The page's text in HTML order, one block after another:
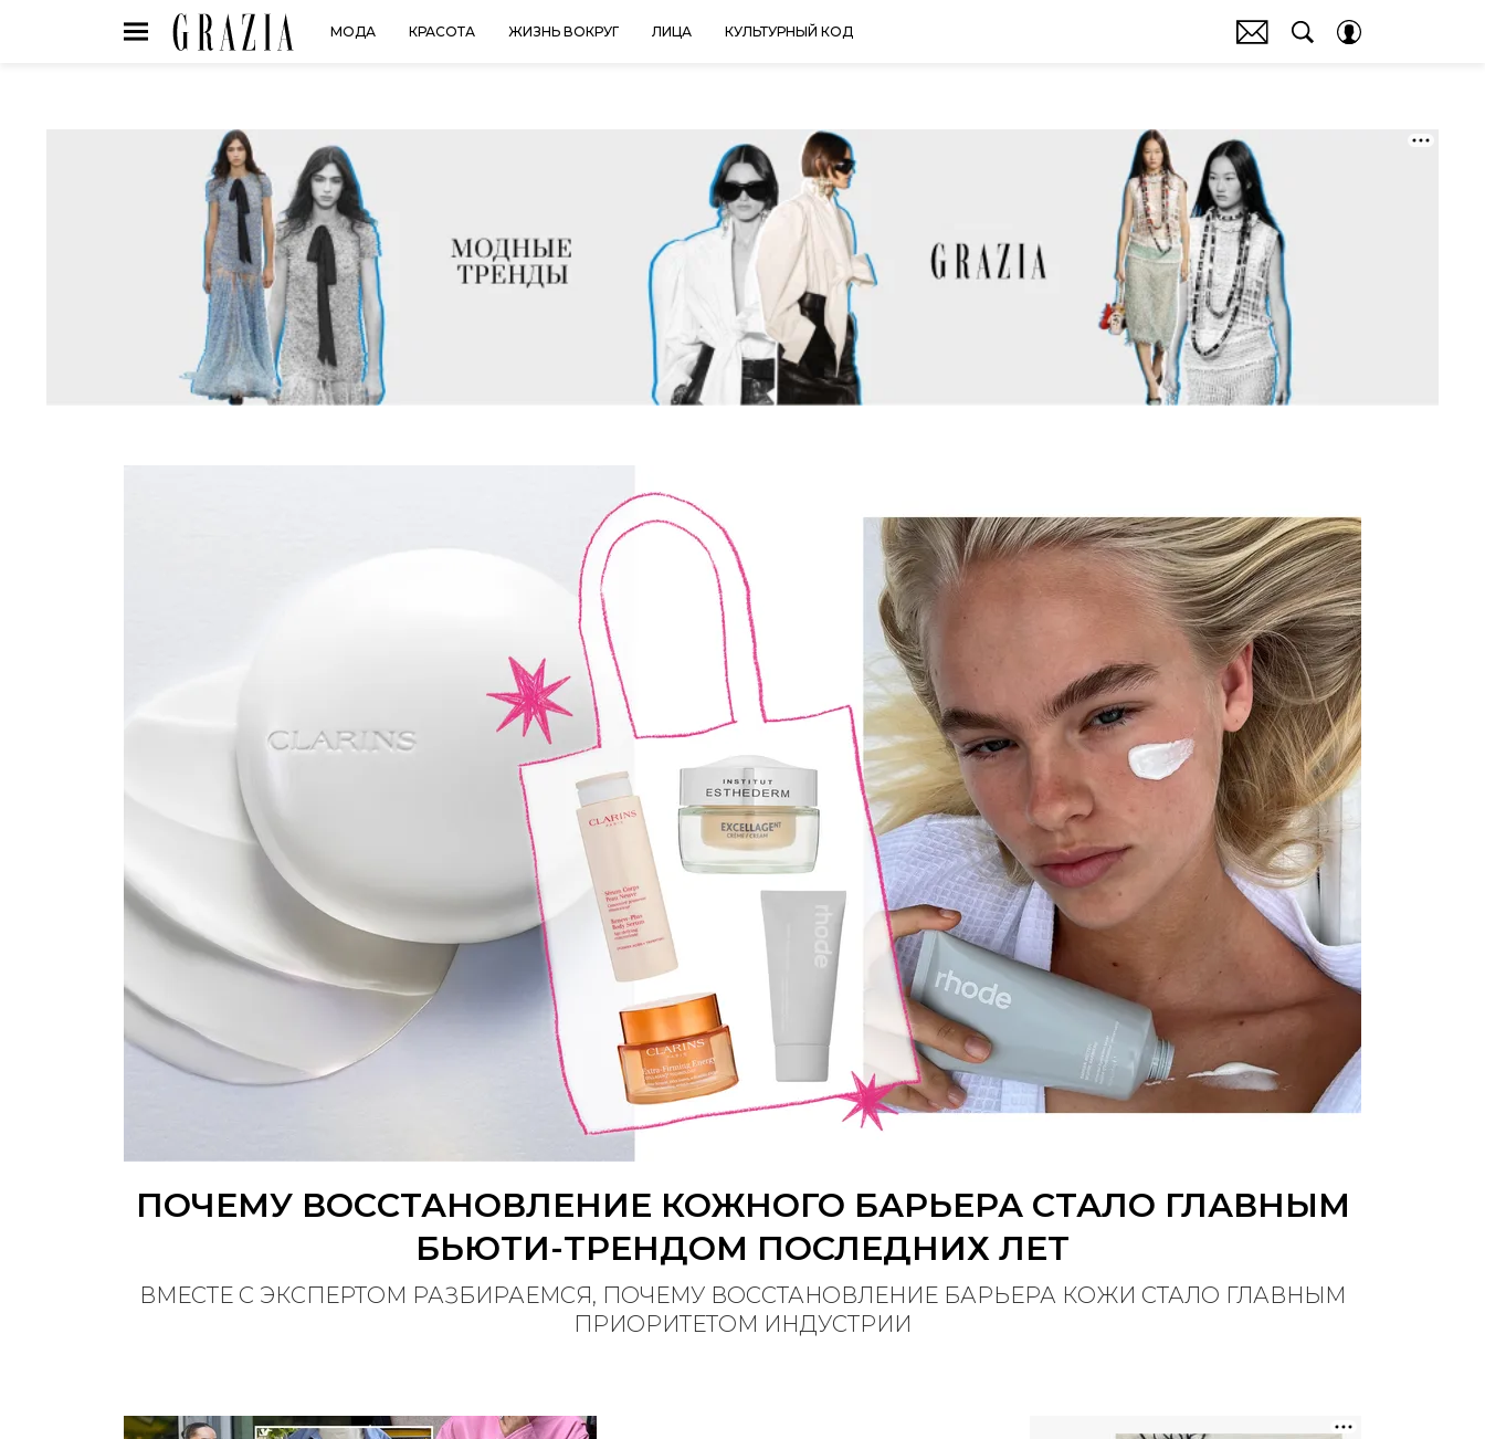
МОДА КРАСОТА ЖИЗНЬ ВОКРУГ ЛИЦА КУЛЬТУРНЫЙ КОД
ПОЧЕМУ ВОССТАНОВЛЕНИЕ КОЖНОГО БАРЬЕРА СТАЛО ГЛАВНЫМ
БЬЮТИ-ТРЕНДОМ ПОСЛЕДНИХ ЛЕТ
ВМЕСТЕ С ЭКСПЕРТОМ РАЗБИРАЕМСЯ, ПОЧЕМУ ВОССТАНОВЛЕНИЕ БАРЬЕРА КОЖИ СТАЛО ГЛАВНЫМ
ПРИОРИТЕТОМ ИНДУСТРИИ